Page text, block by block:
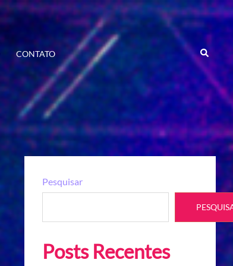
CONTATO Search
Pesquisar
Posts Recentes